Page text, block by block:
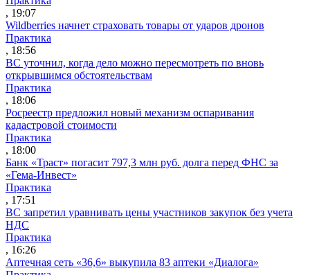
, 19:07
Wildberries начнет страховать товары от ударов дронов
Практика
, 18:56
ВС уточнил, когда дело можно пересмотреть по вновь
открывшимся обстоятельствам
Практика
, 18:06
Росреестр предложил новый механизм оспаривания
кадастровой стоимости
Практика
, 18:00
Банк «Траст» погасит 797,3 млн руб. долга перед ФНС за
«Гема-Инвест»
Практика
, 17:51
ВС запретил уравнивать цены участников закупок без учета
НДС
Практика
, 16:26
Аптечная сеть «36,6» выкупила 83 аптеки «Диалога»